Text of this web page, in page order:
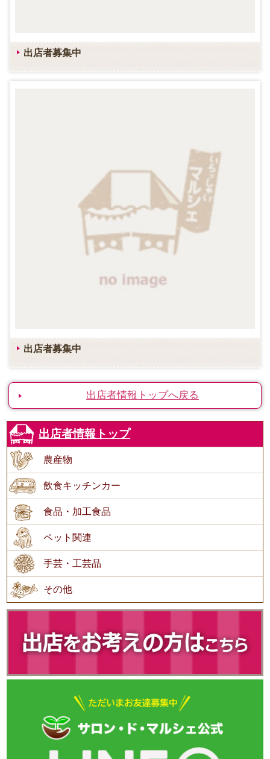
出店者募集中
出店者募集中
出店者情報トップへ戻る
出店者情報トップ
農産物
飲食キッチンカー
食品・加工食品
ペット関連
手芸・工芸品
その他